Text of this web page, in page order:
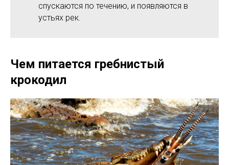
спускаются по течению, и появляются в
устьях рек.
Чем питается гребнистый
крокодил